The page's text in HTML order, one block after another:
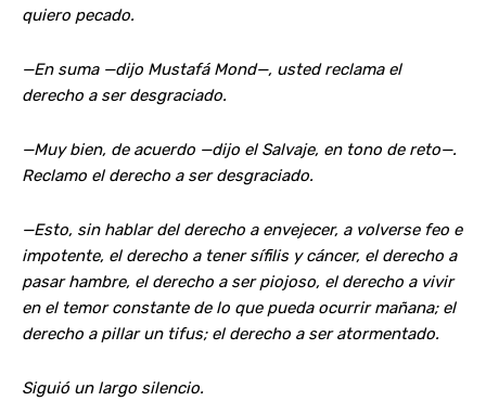
quiero pecado.
—En suma —dijo Mustafá Mond—, usted reclama el
derecho a ser desgraciado.
—Muy bien, de acuerdo —dijo el Salvaje, en tono de reto—.
Reclamo el derecho a ser desgraciado.
—Esto, sin hablar del derecho a envejecer, a volverse feo e
impotente, el derecho a tener sífilis y cáncer, el derecho a
pasar hambre, el derecho a ser piojoso, el derecho a vivir
en el temor constante de lo que pueda ocurrir mañana; el
derecho a pillar un tifus; el derecho a ser atormentado.
Siguió un largo silencio.